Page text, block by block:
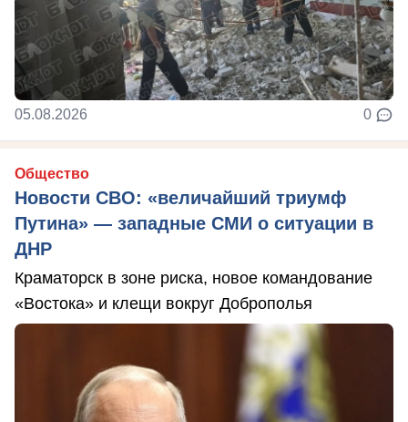
05.08.2026 0
Общество
Новости СВО: «величайший триумф
Путина» — западные СМИ о ситуации в
ДНР
Краматорск в зоне риска, новое командование
«Востока» и клещи вокруг Доброполья